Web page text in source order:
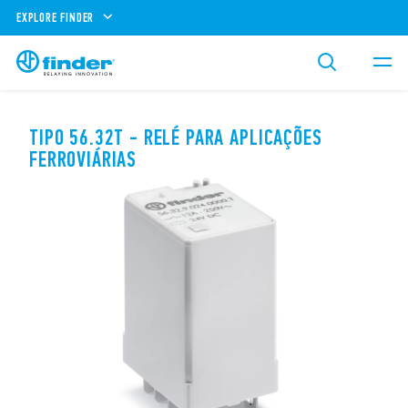
EXPLORE FINDER
TIPO 56.32T - RELÉ PARA APLICAÇÕES
FERROVIÁRIAS